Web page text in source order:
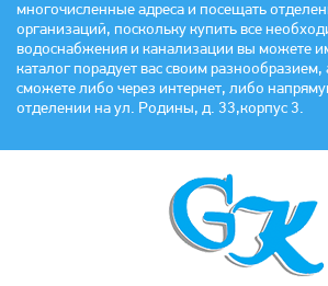
многочисленные адреса и посещать
организаций, поскольку купить все
водоснабжения и канализации вы можете
каталог порадует вас своим
сможете либо через интернет, либо
отделении на ул. Родины, д. 33,корпус 3.